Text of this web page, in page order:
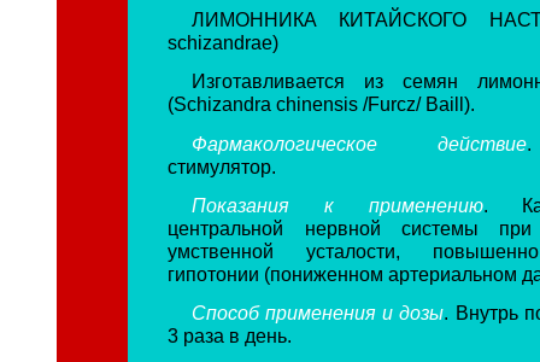
ЛИМОННИКА КИТАЙСКОГО
schizandrae)
Изготавливается из семян
(Schizandra chinensis /Furcz/ Baill).
Фармакологическое действие.
стимулятор.
Показания к применению.
центральной нервной системы
умственной усталости,
гипотонии (пониженном артериальном
Способ применения и дозы. Внутрь
3 раза в день.